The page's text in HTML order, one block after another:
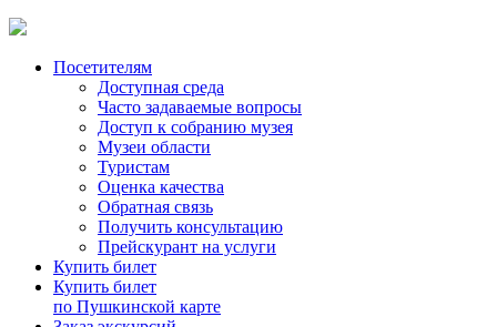
Посетителям
Доступная среда
Часто задаваемые вопросы
Доступ к собранию музея
Музеи области
Туристам
Оценка качества
Обратная связь
Получить консультацию
Прейскурант на услуги
Купить билет
Купить билет
по Пушкинской карте